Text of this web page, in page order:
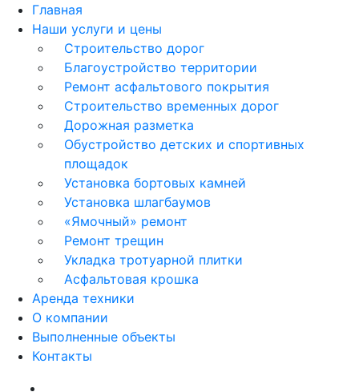
Главная
Наши услуги и цены
Строительство дорог
Благоустройство территории
Ремонт асфальтового покрытия
Строительство временных дорог
Дорожная разметка
Обустройство детских и спортивных
площадок
Установка бортовых камней
Установка шлагбаумов
«Ямочный» ремонт
Ремонт трещин
Укладка тротуарной плитки
Асфальтовая крошка
Аренда техники
О компании
Выполненные объекты
Контакты